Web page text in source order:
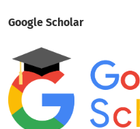
Google Scholar